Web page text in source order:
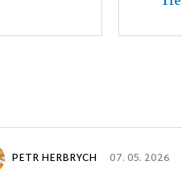
PETR HERBRYCH 07. 05. 2026